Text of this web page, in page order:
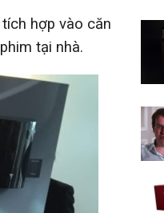
hợp vào căn
tại nhà.